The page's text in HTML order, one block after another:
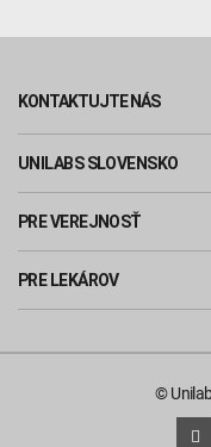
KONTAKTUJTE NÁS
UNILABS SLOVENSKO
PRE VEREJNOSŤ
PRE LEKÁROV
©